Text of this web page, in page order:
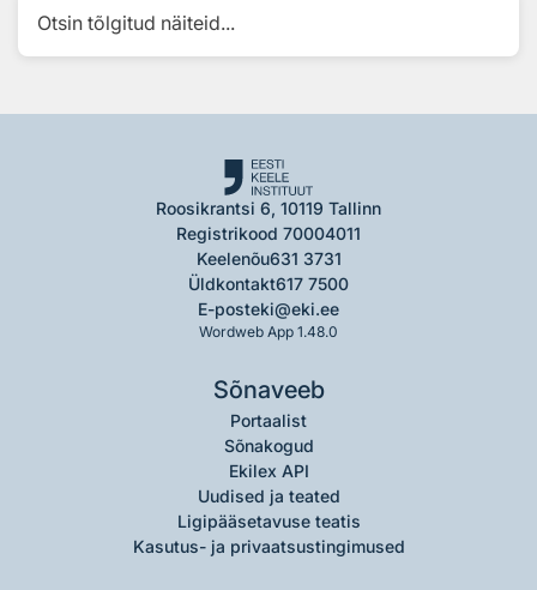
Otsin tõlgitud näiteid...
Roosikrantsi 6, 10119 Tallinn
Registrikood 70004011
Keelenõu631 3731
Üldkontakt617 7500
E-posteki@eki.ee
Wordweb App 1.48.0
Sõnaveeb
Portaalist
Sõnakogud
Ekilex API
Uudised ja teated
Ligipääsetavuse teatis
Kasutus- ja privaatsustingimused